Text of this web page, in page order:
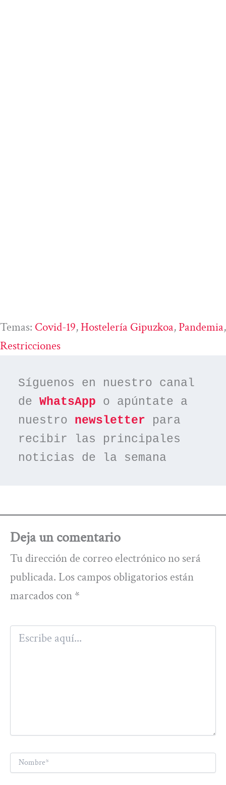
Temas: Covid-19, Hostelería Gipuzkoa, Pandemia
Restricciones
Síguenos en nuestro canal
de WhatsApp o apúntate a
nuestro newsletter para
recibir las principales
noticias de la semana
Deja un comentario
Tu dirección de correo electrónico no será
publicada. Los campos obligatorios están
marcados con *
Escribe
aquí...
Nombre*